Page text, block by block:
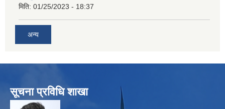
मिति: 01/25/2023 - 18:37
अन्य
सूचना प्रविधि शाखा